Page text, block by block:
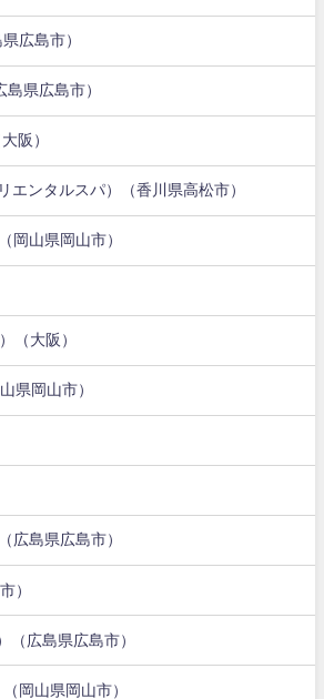
広島市）
県広島市）
阪）
エンタルスパ）（香川県高松市）
岡山県岡山市）
（大阪）
県岡山市）
広島県広島市）
）
（広島県広島市）
岡山県岡山市）